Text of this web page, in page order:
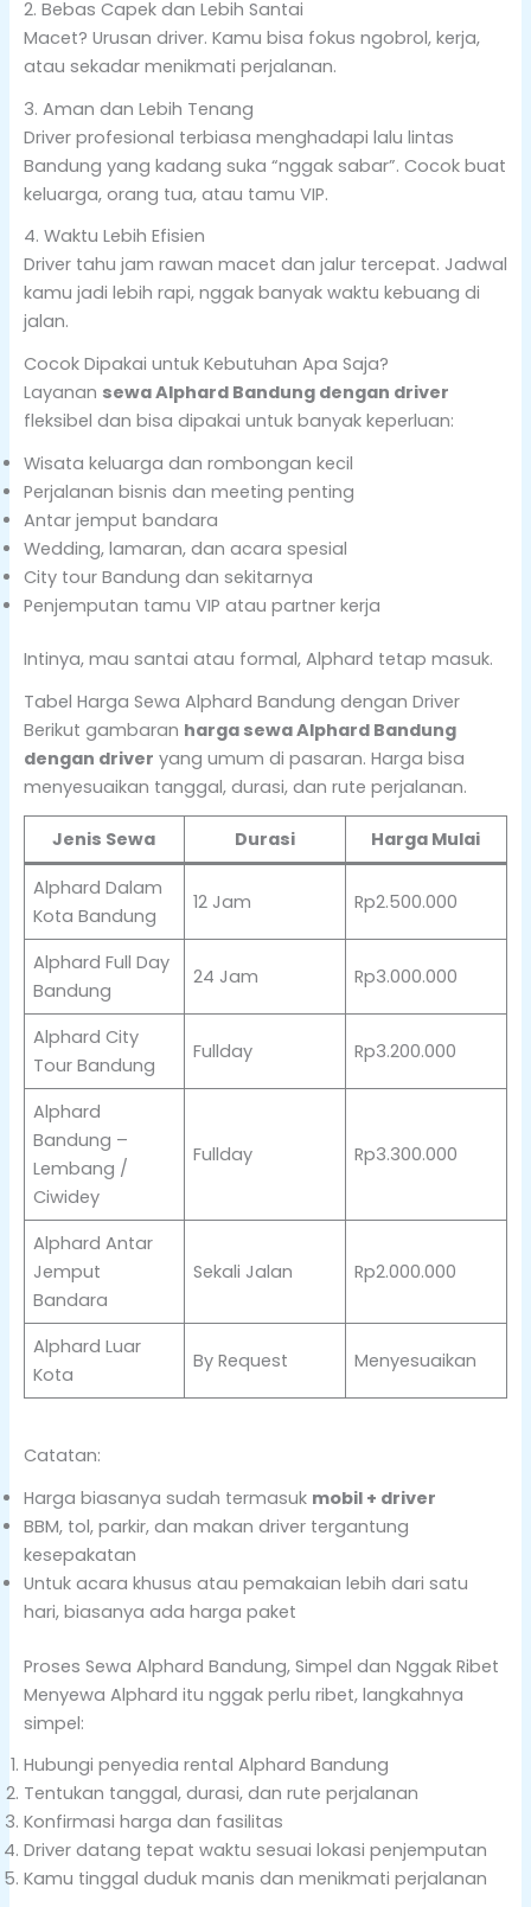
2. Bebas Capek dan Lebih Santai
Macet? Urusan driver. Kamu bisa fokus ngobrol, kerja,
atau sekadar menikmati perjalanan.
3. Aman dan Lebih Tenang
Driver profesional terbiasa menghadapi lalu lintas
Bandung yang kadang suka “nggak sabar”. Cocok buat
keluarga, orang tua, atau tamu VIP.
4. Waktu Lebih Efisien
Driver tahu jam rawan macet dan jalur tercepat. Jadwal
kamu jadi lebih rapi, nggak banyak waktu kebuang di
jalan.
Cocok Dipakai untuk Kebutuhan Apa Saja?
Layanan sewa Alphard Bandung dengan driver
fleksibel dan bisa dipakai untuk banyak keperluan:
Wisata keluarga dan rombongan kecil
Perjalanan bisnis dan meeting penting
Antar jemput bandara
Wedding, lamaran, dan acara spesial
City tour Bandung dan sekitarnya
Penjemputan tamu VIP atau partner kerja
Intinya, mau santai atau formal, Alphard tetap masuk.
Tabel Harga Sewa Alphard Bandung dengan Driver
Berikut gambaran harga sewa Alphard Bandung
dengan driver yang umum di pasaran. Harga bisa
menyesuaikan tanggal, durasi, dan rute perjalanan.
Jenis Sewa Durasi Harga Mulai
Alphard Dalam
Kota Bandung
12 Jam Rp2.500.000
Alphard Full Day
Bandung
24 Jam Rp3.000.000
Alphard City
Tour Bandung
Fullday Rp3.200.000
Alphard
Bandung –
Lembang /
Ciwidey
Fullday Rp3.300.000
Alphard Antar
Jemput
Bandara
Sekali Jalan Rp2.000.000
Alphard Luar
Kota
By Request Menyesuaikan
Catatan:
Harga biasanya sudah termasuk mobil + driver
BBM, tol, parkir, dan makan driver tergantung
kesepakatan
Untuk acara khusus atau pemakaian lebih dari satu
hari, biasanya ada harga paket
Proses Sewa Alphard Bandung, Simpel dan Nggak Ribet
Menyewa Alphard itu nggak perlu ribet, langkahnya
simpel:
Hubungi penyedia rental Alphard Bandung
Tentukan tanggal, durasi, dan rute perjalanan
Konfirmasi harga dan fasilitas
Driver datang tepat waktu sesuai lokasi penjemputan
Kamu tinggal duduk manis dan menikmati perjalanan